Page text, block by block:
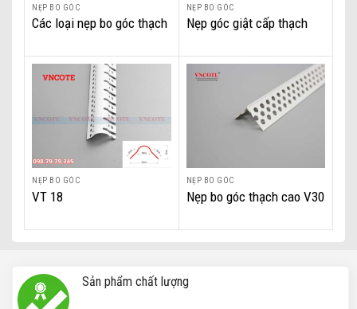
NẸP BO GÓC
Các loại nẹp bo góc thạch
NẸP BO GÓC
Nẹp góc giật cấp thạch
NẸP BO GÓC
VT 18
NẸP BO GÓC
Nẹp bo góc thạch cao V30
Sản phẩm chất lượng